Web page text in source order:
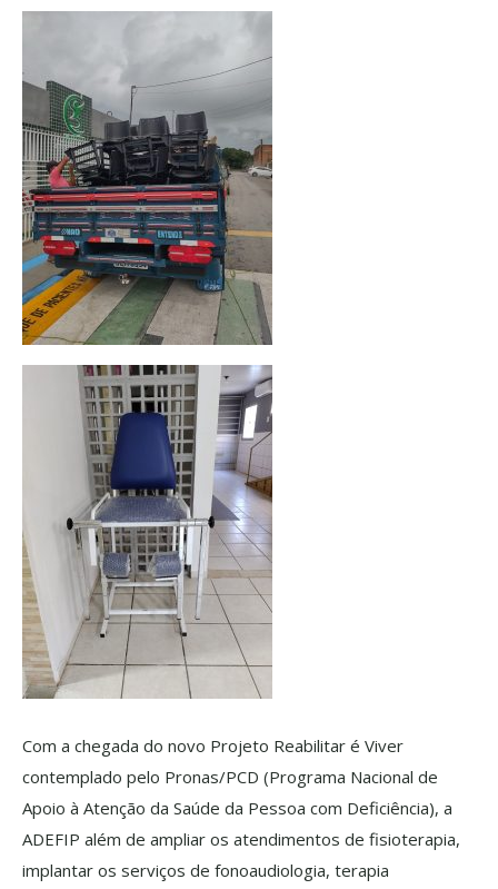
Com a chegada do novo Projeto Reabilitar é Viver
contemplado pelo Pronas/PCD (Programa Nacional de
Apoio à Atenção da Saúde da Pessoa com Deficiência), a
ADEFIP além de ampliar os atendimentos de fisioterapia,
implantar os serviços de fonoaudiologia, terapia